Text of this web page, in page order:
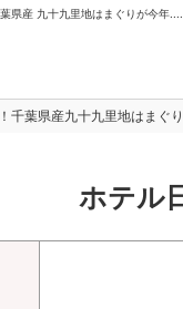
県産 九十九里地はまぐりが今年
千葉県産九十九里地はまぐ
ホテル